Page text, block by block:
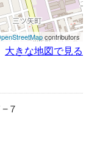
contributors
大きな地図で見る
７